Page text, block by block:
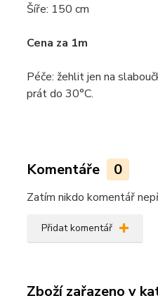
Šíře: 150 cm
Cena za 1m
Péče: žehlit jen na
prát do 30°C.
Komentáře 0
Zatím nikdo komentář
Přidat komentář
Zboží zařazeno v